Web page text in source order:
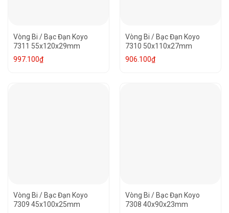
Vòng Bi / Bạc Đạn Koyo
7311 55x120x29mm
997.100₫
Vòng Bi / Bạc Đạn Koyo
7310 50x110x27mm
906.100₫
Vòng Bi / Bạc Đạn Koyo
7309 45x100x25mm
Vòng Bi / Bạc Đạn Koyo
7308 40x90x23mm